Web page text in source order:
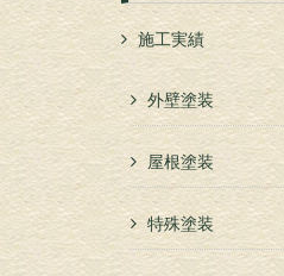
施工実績
外壁塗装
屋根塗装
特殊塗装